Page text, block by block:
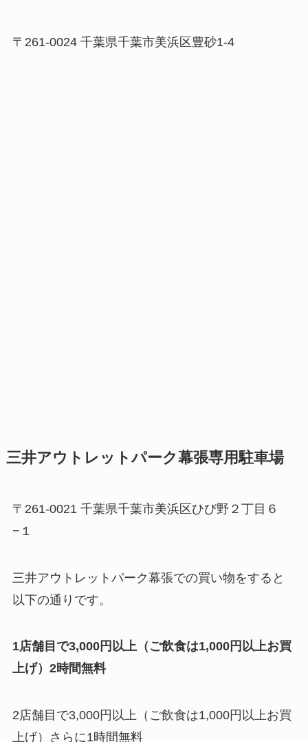
〒261-0024 千葉県千葉市美浜区豊砂1-4
三井アウトレットパーク幕張専用駐車場
〒261-0021 千葉県千葉市美浜区ひび野２丁目６
−１
三井アウトレットパーク幕張での買い物をすると
以下の通りです。
1店舗目で3,000円以上（ご飲食は1,000円以上お買
上げ）2時間無料
2店舗目で3,000円以上（ご飲食は1,000円以上お買
上げ）さらに1時間無料